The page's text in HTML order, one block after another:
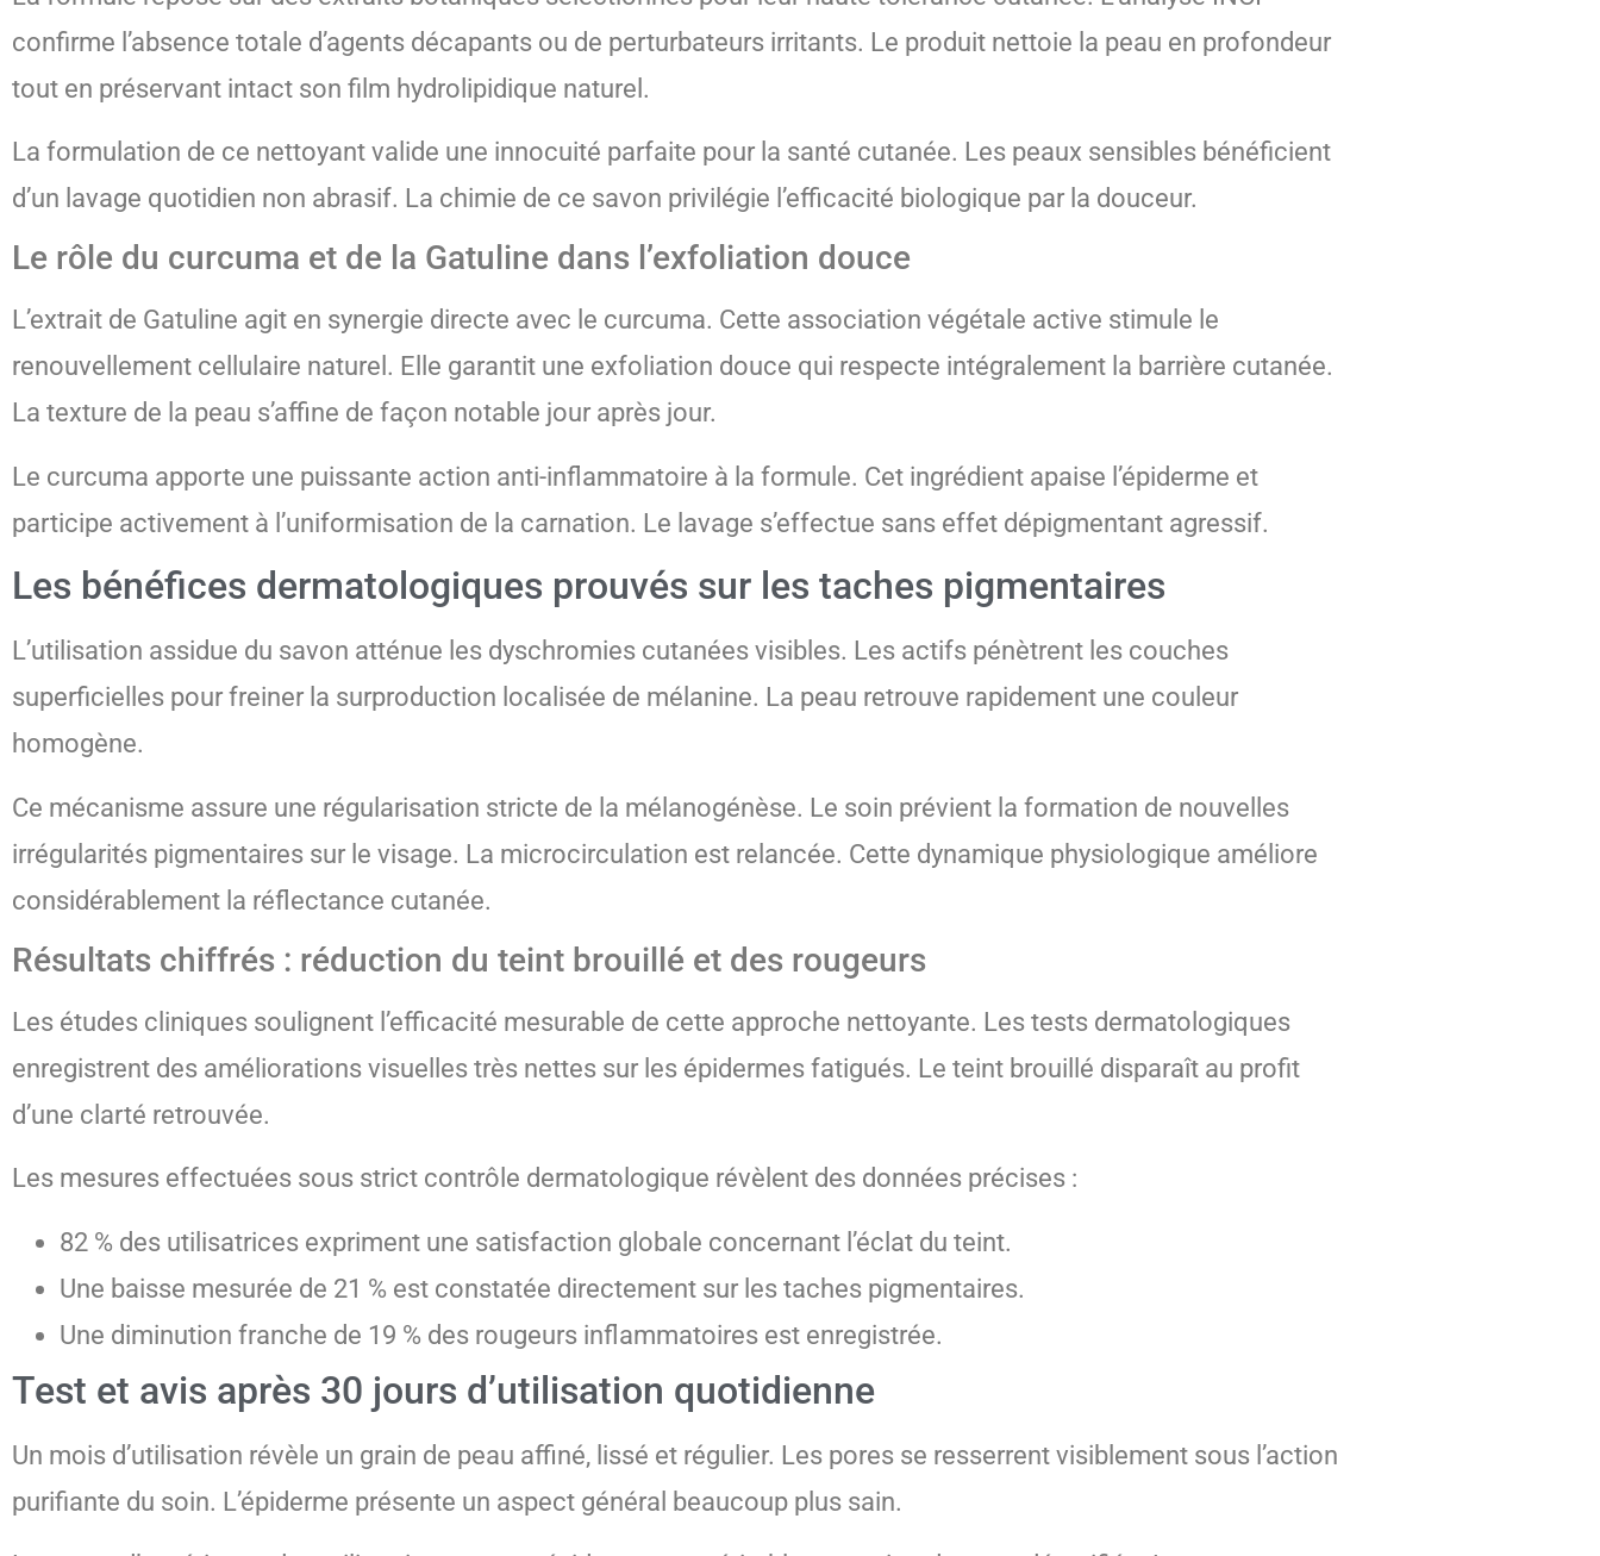
confirme l’absence totale d’agents décapants ou de perturbateurs irritants. Le produit nettoie la peau en profondeur
tout en préservant intact son film hydrolipidique naturel.
La formulation de ce nettoyant valide une innocuité parfaite pour la santé cutanée. Les peaux sensibles bénéficient
d’un lavage quotidien non abrasif. La chimie de ce savon privilégie l’efficacité biologique par la douceur.
Le rôle du curcuma et de la Gatuline dans l’exfoliation douce
L’extrait de Gatuline agit en synergie directe avec le curcuma. Cette association végétale active stimule le
renouvellement cellulaire naturel. Elle garantit une exfoliation douce qui respecte intégralement la barrière cutanée.
La texture de la peau s’affine de façon notable jour après jour.
Le curcuma apporte une puissante action anti-inflammatoire à la formule. Cet ingrédient apaise l’épiderme et
participe activement à l’uniformisation de la carnation. Le lavage s’effectue sans effet dépigmentant agressif.
Les bénéfices dermatologiques prouvés sur les taches pigmentaires
L’utilisation assidue du savon atténue les dyschromies cutanées visibles. Les actifs pénètrent les couches
superficielles pour freiner la surproduction localisée de mélanine. La peau retrouve rapidement une couleur
homogène.
Ce mécanisme assure une régularisation stricte de la mélanogénèse. Le soin prévient la formation de nouvelles
irrégularités pigmentaires sur le visage. La microcirculation est relancée. Cette dynamique physiologique améliore
considérablement la réflectance cutanée.
Résultats chiffrés : réduction du teint brouillé et des rougeurs
Les études cliniques soulignent l’efficacité mesurable de cette approche nettoyante. Les tests dermatologiques
enregistrent des améliorations visuelles très nettes sur les épidermes fatigués. Le teint brouillé disparaît au profit
d’une clarté retrouvée.
Les mesures effectuées sous strict contrôle dermatologique révèlent des données précises :
82 % des utilisatrices expriment une satisfaction globale concernant l’éclat du teint.
Une baisse mesurée de 21 % est constatée directement sur les taches pigmentaires.
Une diminution franche de 19 % des rougeurs inflammatoires est enregistrée.
Test et avis après 30 jours d’utilisation quotidienne
Un mois d’utilisation révèle un grain de peau affiné, lissé et régulier. Les pores se resserrent visiblement sous l’action
purifiante du soin. L’épiderme présente un aspect général beaucoup plus sain.